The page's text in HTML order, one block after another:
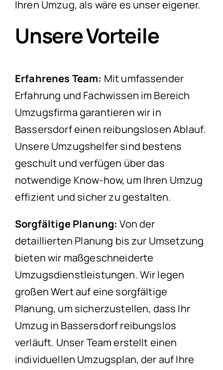
Ihren Umzug, als wäre es unser eigener.
Unsere Vorteile
Erfahrenes Team: Mit umfassender
Erfahrung und Fachwissen im Bereich
Umzugsfirma garantieren wir in
Bassersdorf einen reibungslosen Ablauf.
Unsere Umzugshelfer sind bestens
geschult und verfügen über das
notwendige Know-how, um Ihren Umzug
effizient und sicher zu gestalten.
Sorgfältige Planung: Von der
detaillierten Planung bis zur Umsetzung
bieten wir maßgeschneiderte
Umzugsdienstleistungen. Wir legen
großen Wert auf eine sorgfältige
Planung, um sicherzustellen, dass Ihr
Umzug in Bassersdorf reibungslos
verläuft. Unser Team erstellt einen
individuellen Umzugsplan, der auf Ihre